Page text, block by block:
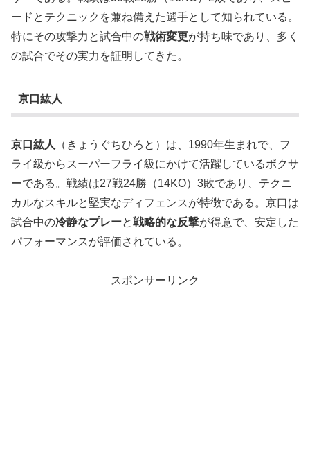
ードとテクニックを兼ね備えた選手として知られている。
特にその攻撃力と試合中の戦術変更が持ち味であり、多く
の試合でその実力を証明してきた。
京口紘人
京口紘人
（きょうぐちひろと）は、1990年生まれで、フ
ライ級からスーパーフライ級にかけて活躍しているボクサ
ーである。戦績は27戦24勝（14KO）3敗であり、テクニ
カルなスキルと堅実なディフェンスが特徴である。京口は
試合中の冷静なプレーと戦略的な反撃が得意で、安定した
パフォーマンスが評価されている。
スポンサーリンク